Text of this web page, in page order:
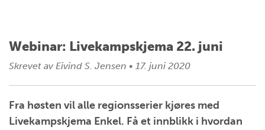
Webinar: Livekampskjema 22. juni
Skrevet av Eivind S. Jensen • 17. juni 2020
Fra høsten vil alle regionsserier kjøres med
Livekampskjema Enkel. Få et innblikk i hvordan